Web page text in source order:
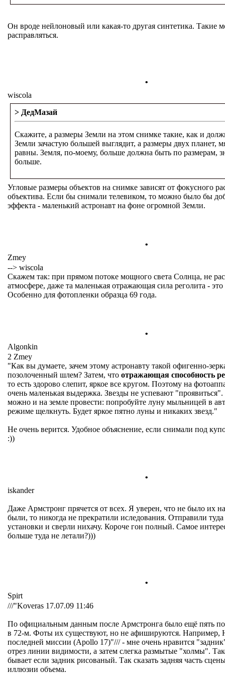
Он вроде нейлоновый или какая-то другая синтетика. Такие
расправляться.
.
wiscola
> ДедМазай
Скажите, а размеры Земли на этом снимке такие, как и
Земли зачастую большей выглядит, а размеры двух планет,
равны. Земля, по-моему, больше должна быть по размерам,
больше.
Угловые размеры объектов на снимке зависят от фокусного
объектива. Если бы снимали телевиком, то можно было бы
эффекта - маленький астронавт на фоне огромной Земли.
.
Zmey
--> wiscola
Скажем так: при прямом потоке мощного света Солнца, не
атмосфере, даже та маленькая отражающая сила реголита -
Особенно для фотопленки образца 69 года.
.
Algonkin
2 Zmey
"Как вы думаете, зачем этому астронавту такой офигенно-
позолоченный шлем? Затем, что отражающая способность
то есть здорово слепит, яркое все кругом. Поэтому на
очень маленькая выдержка. Звезды не успевают
можно и на земле провести: попробуйте луну мыльницей в
режиме щелкнуть. Будет яркое пятно луны и никаких звезд."
Не очень верится. Удобное объяснение, если снимали под
:))
.
iskander
Даже Армстронг прячется от всех. Я уверен, что не было их
были, то никогда не прекратили иследования. Отправили
установки и сверли нихачу. Короче гон полный. Самое
больше туда не летали?)))
.
Spirt
///"Koveras 17.07.09 11:46
По официальным данным после Армстронга было ещё пять
в 72-м. Фоты их существуют, но не афишируются.
последней миссии (Apollo 17)"/// - мне очень нравится
отрез линии видимости, а затем слегка размытые "холмы".
бывает если задник рисованый. Так сказать задняя часть
иллюзии объема.